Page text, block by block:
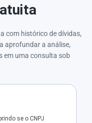
com histórico de dívidas,
aprofundar a análise,
em uma consulta sob
se o CNPJ